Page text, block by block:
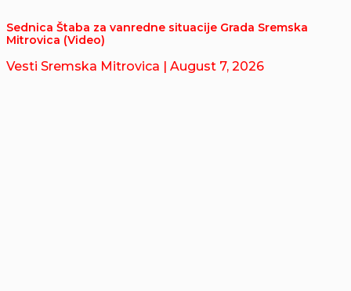
Sednica Štaba za vanredne situacije Grada Sremska
Mitrovica (Video)
Vesti Sremska Mitrovica | August 7, 2026